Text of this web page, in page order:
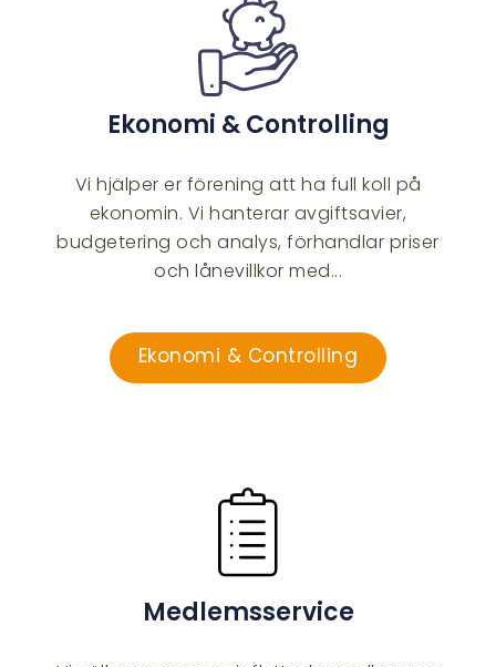
Ekonomi & Controlling
Vi hjälper er förening att ha full koll på
ekonomin. Vi hanterar avgiftsavier,
budgetering och analys, förhandlar priser
och lånevillkor med...
Ekonomi & Controlling
Medlemsservice